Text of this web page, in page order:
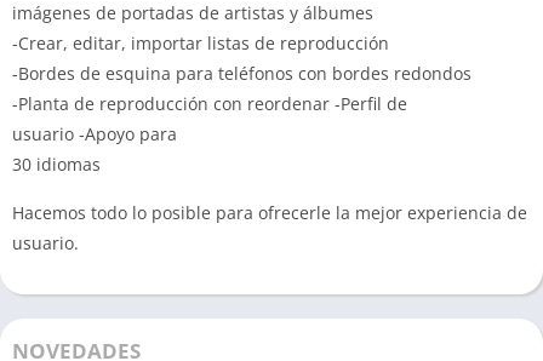
imágenes de portadas de artistas y álbumes
-Crear, editar, importar listas de reproducción
-Bordes de esquina para teléfonos con bordes redondos
-Planta de reproducción con reordenar -Perfil de
usuario -Apoyo para
30 idiomas
Hacemos todo lo posible para ofrecerle la mejor experiencia de
usuario.
NOVEDADES